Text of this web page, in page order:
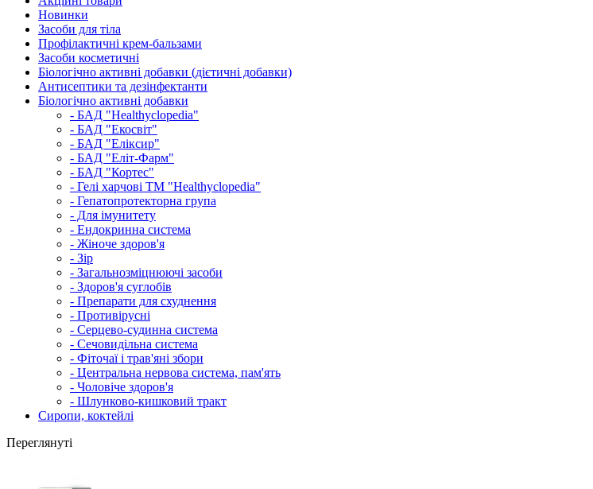
Новинки
Засоби для тіла
Профілактичні крем-бальзами
Засоби косметичні
Біологічно активні добавки (дієтичні добавки)
Антисептики та дезінфектанти
Біологічно активні добавки
- БАД "Healthyclopedia"
- БАД "Екосвіт"
- БАД "Еліксир"
- БАД "Еліт-Фарм"
- БАД "Кортес"
- Гелі харчові ТМ "Healthyclopedia"
- Гепатопротекторна група
- Для імунитету
- Ендокринна система
- Жіноче здоров'я
- Зір
- Загальнозміцнюючі засоби
- Здоров'я суглобів
- Препарати для схуднення
- Противірусні
- Серцево-судинна система
- Сечовидільна система
- Фіточаї і трав'яні збори
- Центральна нервова система, пам'ять
- Чоловіче здоров'я
- Шлунково-кишковий тракт
Сиропи, коктейлі
Переглянуті